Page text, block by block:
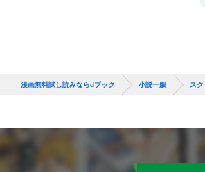
漫画無料試し読みならdブック 小説一般 ス